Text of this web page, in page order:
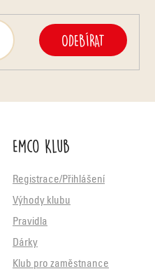
ODEBÍRAT
Emco Klub
Registrace/Přihlášení
Výhody klubu
Pravidla
Dárky
Klub pro zaměstnance